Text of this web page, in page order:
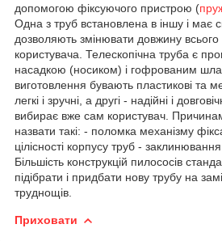
допомогою фіксуючого пристрою (
Одна з труб встановлена в іншу і має
дозволяють змінювати довжину
користувача. Телескопічна труба є
насадкою (носиком) і гофрованим
виготовлення бувають пластикові та
легкі і зручні, а другі - надійні і
вибирає вже сам користувач.
назвати такі: - поломка механізму
цілісності корпусу труб -
Більшість конструкцій пилососів
підібрати і придбати нову трубу на
труднощів.
Приховати